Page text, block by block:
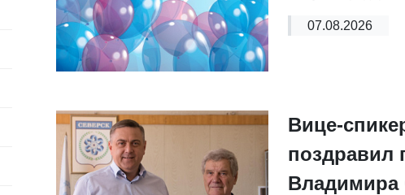
07.08.2026
Вице-
поздравил
Владимира